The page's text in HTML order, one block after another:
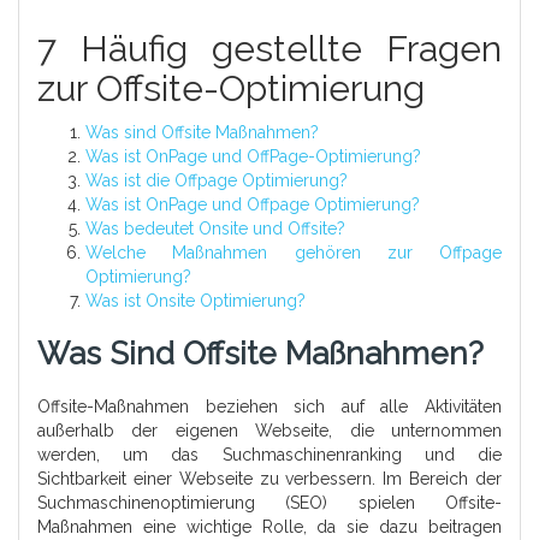
7 Häufig gestellte Fragen
zur Offsite-Optimierung
Was sind Offsite Maßnahmen?
Was ist OnPage und OffPage-Optimierung?
Was ist die Offpage Optimierung?
Was ist OnPage und Offpage Optimierung?
Was bedeutet Onsite und Offsite?
Welche Maßnahmen gehören zur Offpage
Optimierung?
Was ist Onsite Optimierung?
Was Sind Offsite Maßnahmen?
Offsite-Maßnahmen beziehen sich auf alle Aktivitäten
außerhalb der eigenen Webseite, die unternommen
werden, um das Suchmaschinenranking und die
Sichtbarkeit einer Webseite zu verbessern. Im Bereich der
Suchmaschinenoptimierung (SEO) spielen Offsite-
Maßnahmen eine wichtige Rolle, da sie dazu beitragen